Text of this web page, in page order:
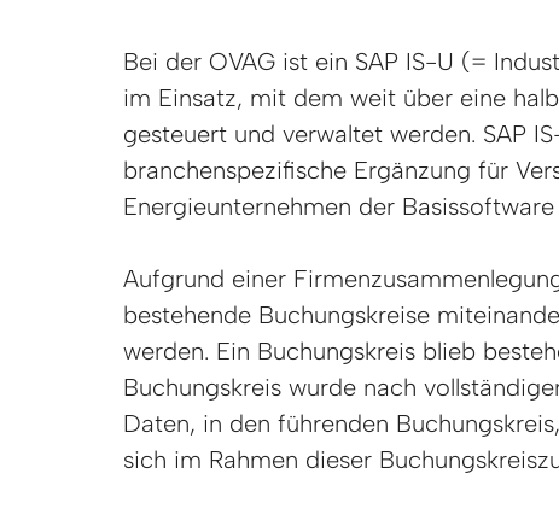
Bei der OVAG ist ein SAP IS-U (=
im Einsatz, mit dem weit über eine
gesteuert und verwaltet werden. SAP
branchenspezifische Ergänzung für
Energieunternehmen der Basissoftware
Aufgrund einer
bestehende Buchungskreise
werden. Ein Buchungskreis blieb
Buchungskreis wurde nach
Daten, in den führenden
sich im Rahmen dieser